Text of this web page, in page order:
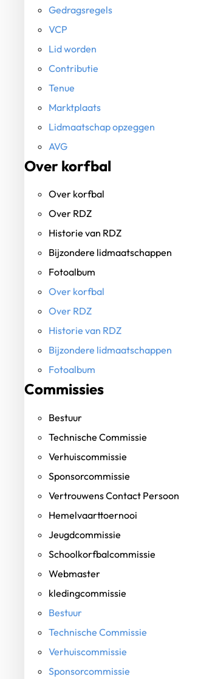
Gedragsregels
VCP
Lid worden
Contributie
Tenue
Marktplaats
Lidmaatschap opzeggen
AVG
Over korfbal
Over korfbal
Over RDZ
Historie van RDZ
Bijzondere lidmaatschappen
Fotoalbum
Over korfbal
Over RDZ
Historie van RDZ
Bijzondere lidmaatschappen
Fotoalbum
Commissies
Bestuur
Technische Commissie
Verhuiscommissie
Sponsorcommissie
Vertrouwens Contact Persoon
Hemelvaarttoernooi
Jeugdcommissie
Schoolkorfbalcommissie
Webmaster
kledingcommissie
Bestuur
Technische Commissie
Verhuiscommissie
Sponsorcommissie